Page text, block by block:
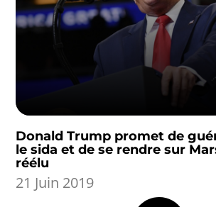
Donald Trump promet de
le sida et de se rendre sur
réélu
21 Juin 2019